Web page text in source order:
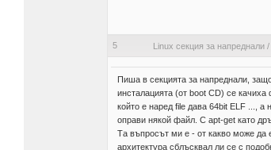
5 Linux секция за напреднали /
Пиша в секцията за напреднали,
инсталацията (от boot CD) се
който е наред file дава 64bit ELF ...,
оправи някой файл. С apt-get като
Та въпросът ми е - от какво може да
архитектура сблъсквал ли се с